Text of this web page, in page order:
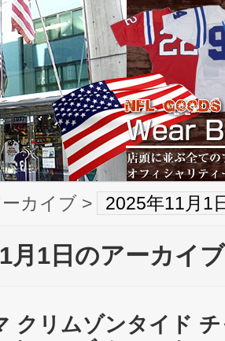
カイブ > 2025年11月1
月1日のアーカイブ
クリムゾンタイド